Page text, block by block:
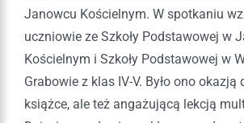
Janowcu Kościelnym. W spotkaniu
uczniowie ze Szkoły Podstawowej w
Kościelnym i Szkoły Podstawowej w
Grabowie z klas IV-V. Było ono
książce, ale też angażującą lekcją